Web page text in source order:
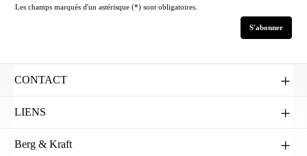
Les champs marqués d'un astérisque (*) sont obligatoires.
S'abonner
CONTACT
LIENS
Berg & Kraft